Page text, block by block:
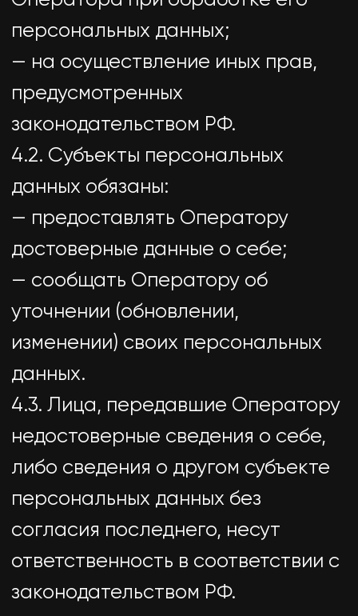
лица, подлежащих исполнению в
соответствии с
законодательством Российской
производстве.
7.4. Обработка персональных
данных необходима для
исполнения договора, стороной
которого либо
выгодоприобретателем или
является субъект персональных
данных, а также для заключения
договора по инициативе субъекта
персональных данных или
договора, по которому субъект
персональных данных будет
или поручителем.
7.5. Обработка персональных
данных необходима для
осуществления прав и законных
интересов оператора или третьих
лиц либо для достижения
условии, что при этом не
нарушаются права и свободы